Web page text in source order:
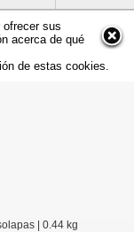
ofrecer sus
acerca de qué
de estas cookies.
| 0.44 kg